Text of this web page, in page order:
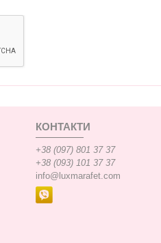
КОНТАКТИ
+38 (097) 801 37 37
+38 (093) 101 37 37
info@luxmarafet.com